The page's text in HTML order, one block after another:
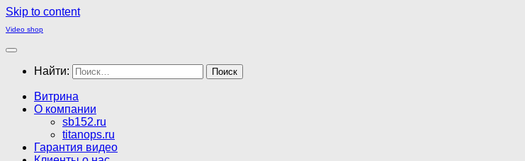
Skip to content
Video shop
Найти:
Витрина
О компании
sb152.ru
titanops.ru
Гарантия видео